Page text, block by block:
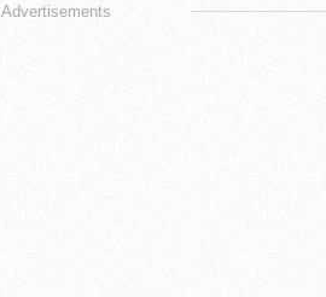
Advertisements